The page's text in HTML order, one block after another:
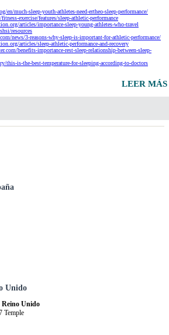
en/much-sleep-youth-athletes-need-ertheo-sleep-performance/
exercise/features/sleep-athletic-performance
articles/importance-sleep-young-athletes-who-travel
resources
news/3-reasons-why-sleep-is-important-for-athletic-performance/
articles/sleep-athletic-performance-and-recovery
benefits-importance-rest-sleep-relationship-between-sleep-
this-is-the-best-temperature-for-sleeping-according-to-doctors
LEER
Unido
Reino Unido
Temple